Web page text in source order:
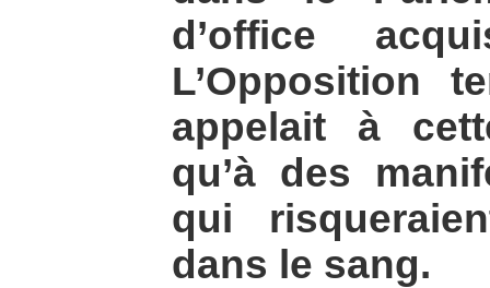
d’office
L’Opposition
appelait à
qu’à des
qui
dans le sang.